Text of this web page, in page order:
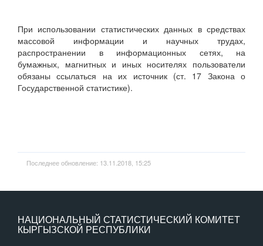
При использовании статистических данных в средствах
массовой информации и научных трудах,
распространении в информационных сетях, на
бумажных, магнитных и иных носителях пользователи
обязаны ссылаться на их источник (ст. 17 Закона о
Государственной статистике).
Последнее обновление: 13.11.2018, 15:25
НАЦИОНАЛЬНЫЙ СТАТИСТИЧЕСКИЙ КОМИТЕТ
КЫРГЫЗСКОЙ РЕСПУБЛИКИ